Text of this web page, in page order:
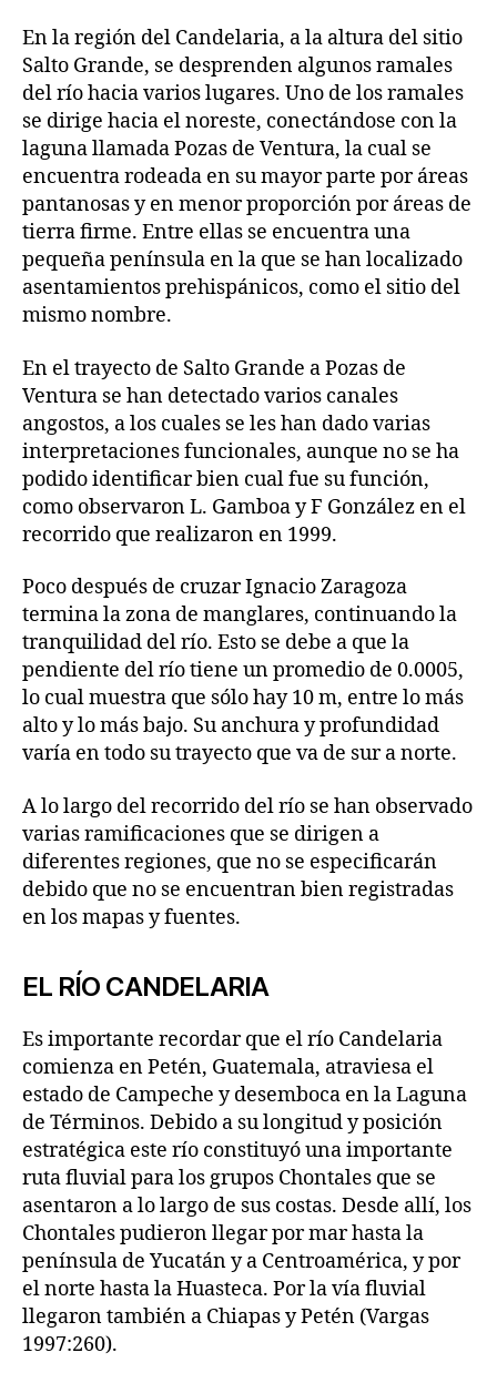
En la región del Candelaria, a la altura del sitio
Salto Grande, se desprenden algunos ramales
del río hacia varios lugares. Uno de los ramales
se dirige hacia el noreste, conectándose con la
laguna llamada Pozas de Ventura, la cual se
encuentra rodeada en su mayor parte por áreas
pantanosas y en menor proporción por áreas de
tierra firme. Entre ellas se encuentra una
pequeña península en la que se han localizado
asentamientos prehispánicos, como el sitio del
mismo nombre.
En el trayecto de Salto Grande a Pozas de
Ventura se han detectado varios canales
angostos, a los cuales se les han dado varias
interpretaciones funcionales, aunque no se ha
podido identificar bien cual fue su función,
como observaron L. Gamboa y F González en el
recorrido que realizaron en 1999.
Poco después de cruzar Ignacio Zaragoza
termina la zona de manglares, continuando la
tranquilidad del río. Esto se debe a que la
pendiente del río tiene un promedio de 0.0005,
lo cual muestra que sólo hay 10 m, entre lo más
alto y lo más bajo. Su anchura y profundidad
varía en todo su trayecto que va de sur a norte.
A lo largo del recorrido del río se han observado
varias ramificaciones que se dirigen a
diferentes regiones, que no se especificarán
debido que no se encuentran bien registradas
en los mapas y fuentes.
EL RÍO CANDELARIA
Es importante recordar que el río Candelaria
comienza en Petén, Guatemala, atraviesa el
estado de Campeche y desemboca en la Laguna
de Términos. Debido a su longitud y posición
estratégica este río constituyó una importante
ruta fluvial para los grupos Chontales que se
asentaron a lo largo de sus costas. Desde allí, los
Chontales pudieron llegar por mar hasta la
península de Yucatán y a Centroamérica, y por
el norte hasta la Huasteca. Por la vía fluvial
llegaron también a Chiapas y Petén (Vargas
1997:260).